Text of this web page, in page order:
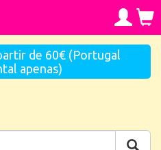
de 60€ (Portugal
apenas)